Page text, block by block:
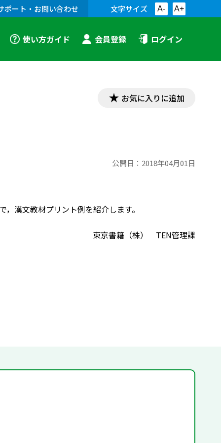
ポート・お問い合わせ 文字サイズ A- A+
使い方ガイド 会員登録 ログイン
お気に入りに追加
公開日： 2018年04月01日
漢文教材プリント例を紹介します。
東京書籍（株） TEN管理課